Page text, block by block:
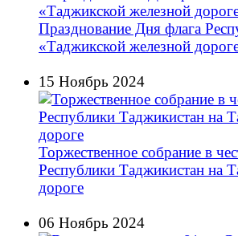
Празднование Дня флага
«Таджикской железной
15 Ноябрь 2024
Торжественное собрание в
Республики Таджикистан на
дороге
06 Ноябрь 2024